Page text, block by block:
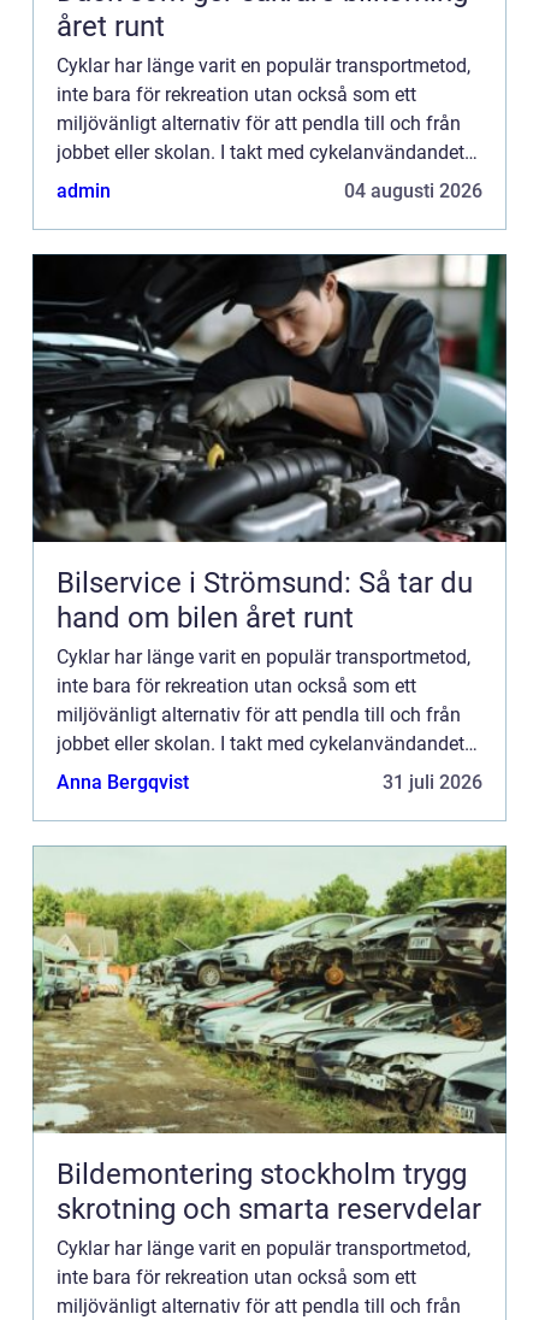
året runt
Cyklar har länge varit en populär transportmetod,
inte bara för rekreation utan också som ett
miljövänligt alternativ för att pendla till och från
jobbet eller skolan. I takt med cykelanvändandets
ö...
admin 04 augusti 2026
Bilservice i Strömsund: Så tar du
hand om bilen året runt
Cyklar har länge varit en populär transportmetod,
inte bara för rekreation utan också som ett
miljövänligt alternativ för att pendla till och från
jobbet eller skolan. I takt med cykelanvändandets
ö...
Anna Bergqvist 31 juli 2026
Bildemontering stockholm trygg
skrotning och smarta reservdelar
Cyklar har länge varit en populär transportmetod,
inte bara för rekreation utan också som ett
miljövänligt alternativ för att pendla till och från